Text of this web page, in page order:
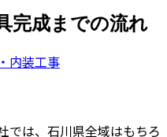
完成までの流れ
内装工事
では、石川県全域はもちろ